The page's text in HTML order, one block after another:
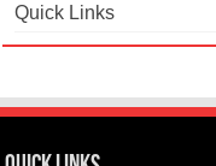
Quick Links